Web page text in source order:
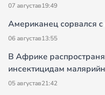
07 августав19:49
Американец сорвался
06 августав13:55
В Африке
инсектицидам
05 августав21:42